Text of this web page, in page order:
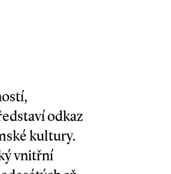
odkaz
kultury.
vnitřní